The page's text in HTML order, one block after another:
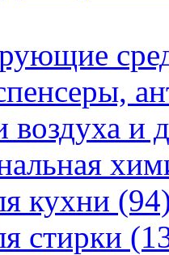
воздуха и
кухни
стирки